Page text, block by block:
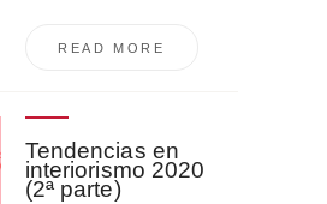
READ MORE
Tendencias en
interiorismo 2020
(2ª parte)